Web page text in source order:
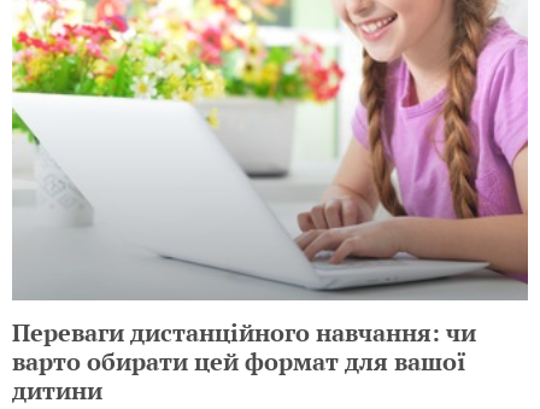
Переваги дистанційного навчання: чи
варто обирати цей формат для вашої
дитини